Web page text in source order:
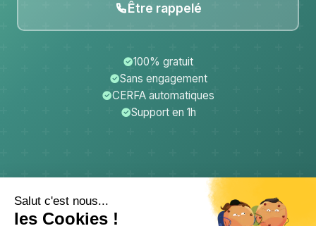
Être rappelé
100% gratuit
Sans engagement
CERFA automatiques
Support en 1h